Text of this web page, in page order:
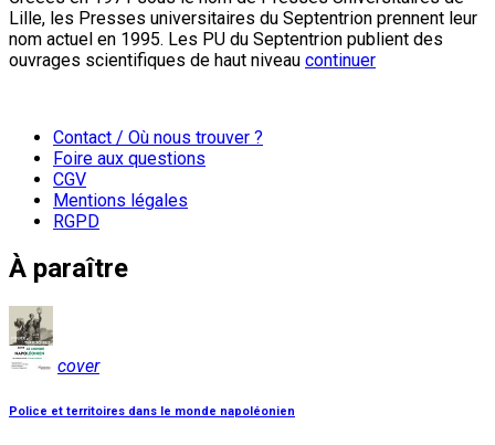
Lille, les Presses universitaires du Septentrion prennent leur
nom actuel en 1995. Les PU du Septentrion publient des
ouvrages scientifiques de haut niveau continuer
Contact / Où nous trouver ?
Foire aux questions
CGV
Mentions légales
RGPD
À paraître
cover
Police et territoires dans le monde napoléonien